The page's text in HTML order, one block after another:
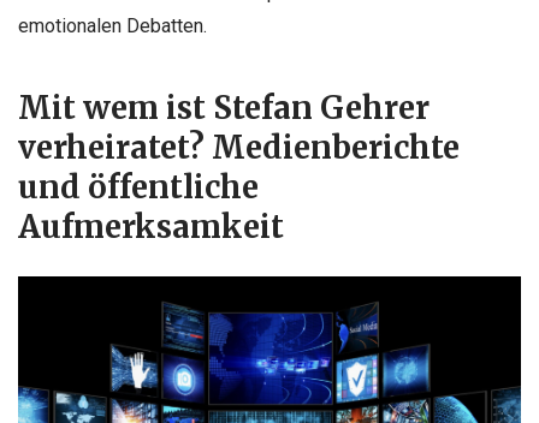
emotionalen Debatten.
Mit wem ist Stefan Gehrer
verheiratet? Medienberichte
und öffentliche
Aufmerksamkeit